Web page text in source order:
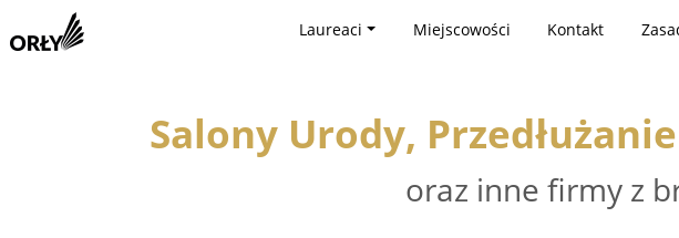
Laureaci Miejscowości Kontakt
Salony Urody,
oraz inne firmy z